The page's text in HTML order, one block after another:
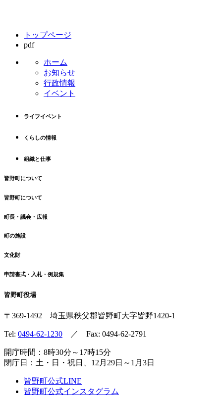
トップページ
pdf
ホーム
お知らせ
行政情報
イベント
ライフイベント
くらしの情報
組織と仕事
皆野町について
皆野町について
町長・議会・広報
町の施設
文化財
申請書式・入札・例規集
皆野町役場
〒369-1492 埼玉県秩父郡皆野町大字皆野1420-1
Tel: 0494-62-1230 ／ Fax: 0494-62-2791
開庁時間：8時30分～17時15分
閉庁日：土・日・祝日、12月29日～1月3日
皆野町公式LINE
皆野町公式インスタグラム